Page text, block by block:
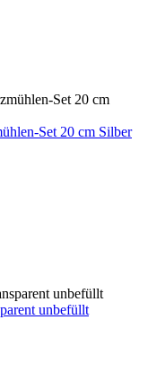
Set 20 cm Silber
unbefüllt